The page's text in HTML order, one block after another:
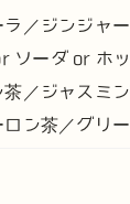
ラ／ジンジャ
ソーダ or ホ
／ジャスミ
ロン茶／グリ